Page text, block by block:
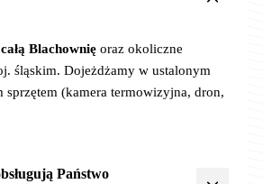
całą Blachownięoraz okoliczne
śląskim. Dojeżdżamy w ustalonym
sprzętem (kamera termowizyjna, dron,
Państwo